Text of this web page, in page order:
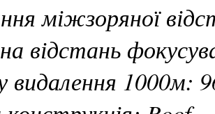
міжзоряної
відстань
видалення 1000м: